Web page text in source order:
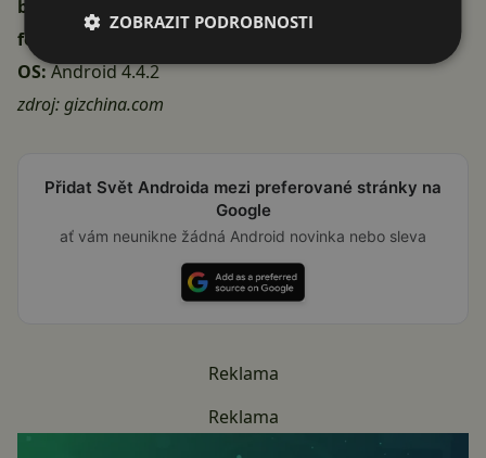
baterie:
fotoaparát:
OS:Android 4.4.2
zdroj:gizchina.com
Přidat Svět Androida mezi preferované stránky na
Google
ať vám neunikne žádná Android novinka nebo sleva
Reklama
Reklama
ZOBRAZIT PODROBNOSTI